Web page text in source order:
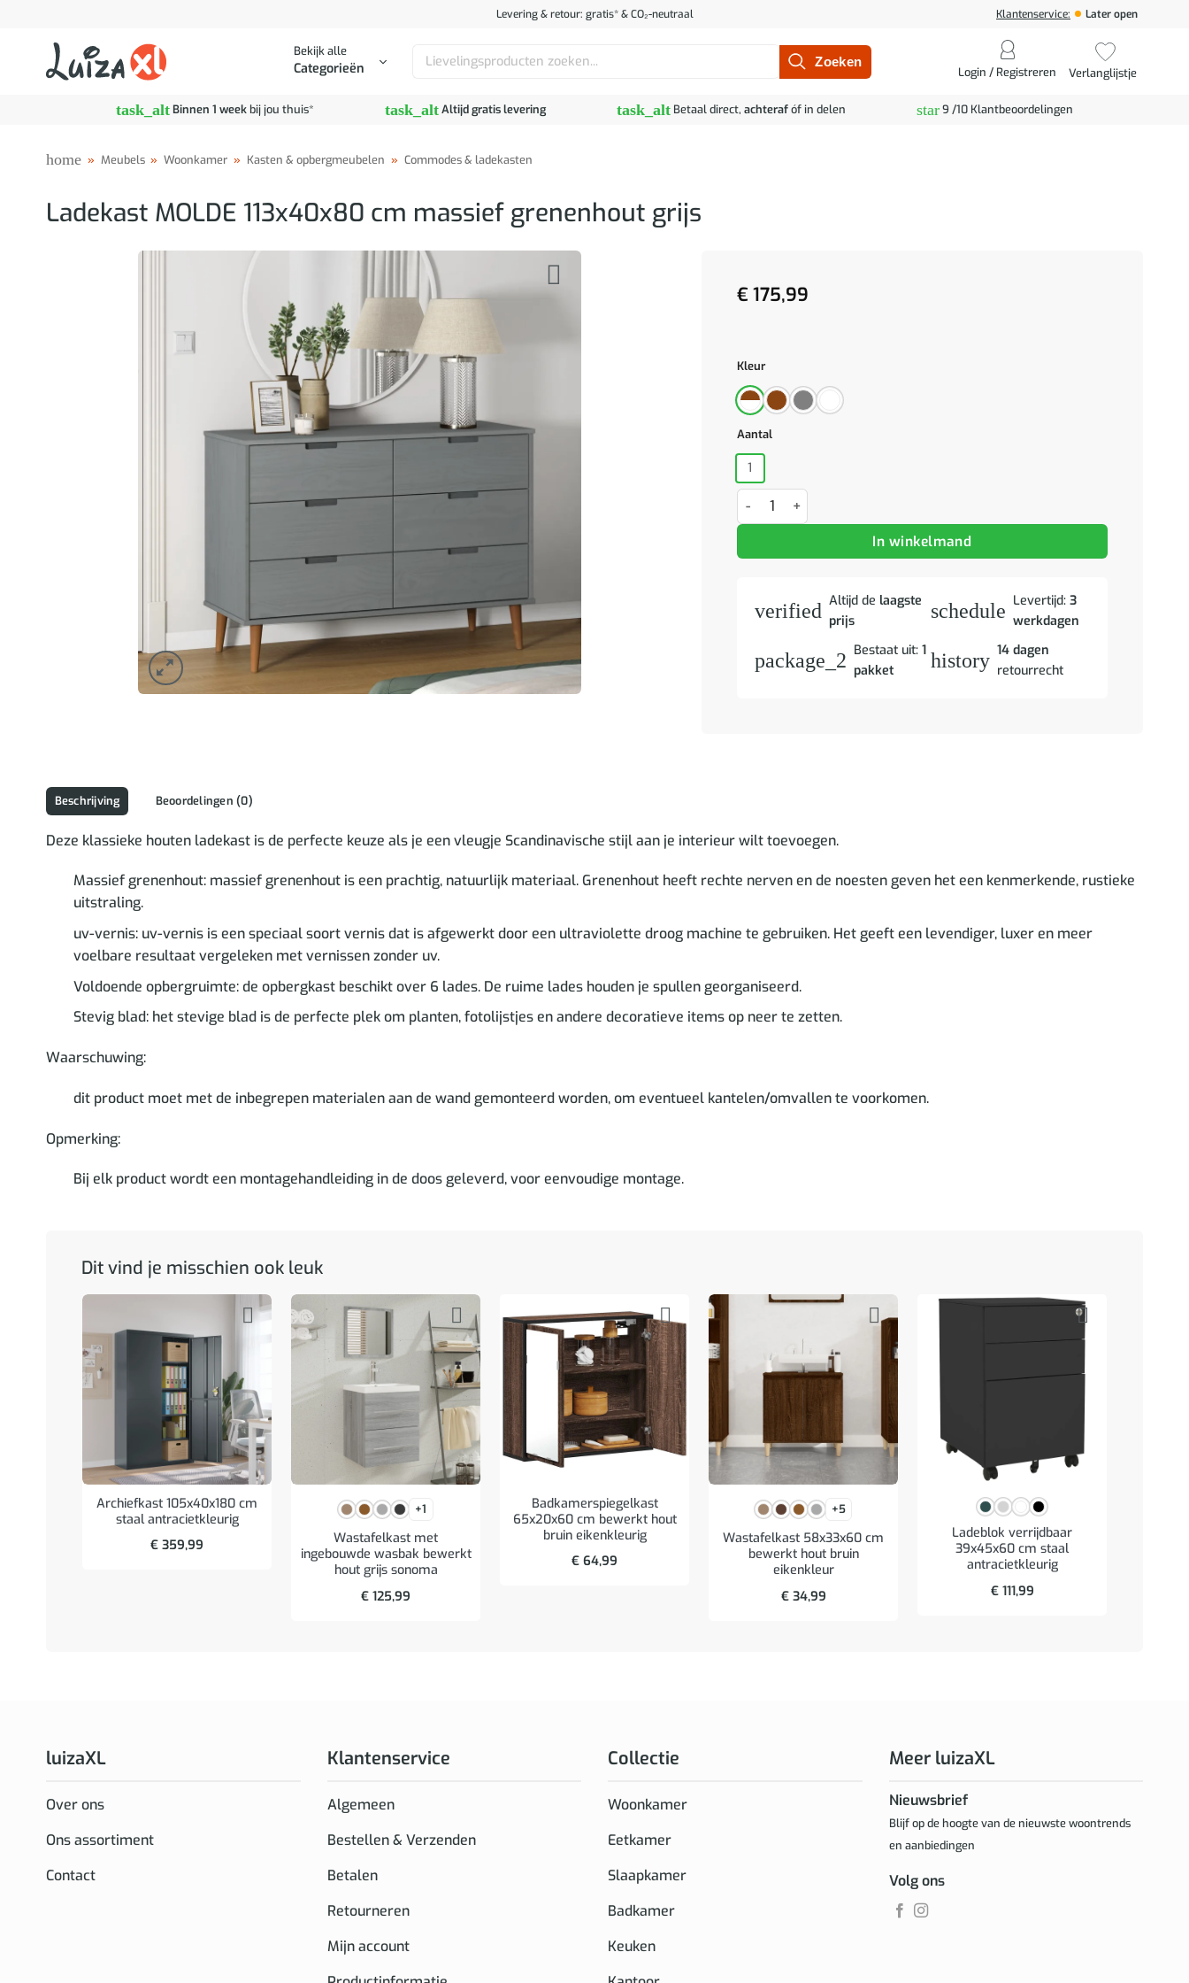
Levering & retour: gratis* & CO₂-neutraal Klantenservice: Later open
Bekijk alle
Categorieën
Zoeken
Login / Registreren Verlanglijstje
task_altBinnen 1 weekbij jou thuis* task_altAltijd gratis levering task_alt Betaal direct, achterafóf in delen star9 /10 Klantbeoordelingen
home » Meubels » Woonkamer » Kasten & opbergmeubelen » Commodes & ladekasten
Ladekast MOLDE 113x40x80 cm massief grenenhout grijs
€ 175,99
Kleur
Aantal
1
Ladekast MOLDE 113x40x80 cm massief grenenhout grijs aantal
In winkelmand
verified Altijd de laagste
prijs
schedule Levertijd:3
werkdagen
package_2 Bestaat uit: 1
pakket
history 14 dagen
retourrecht
Beschrijving Beoordelingen (0)
Deze klassieke houten ladekast is de perfecte keuze als je een vleugje Scandinavische stijl aan je interieur wilt toevoegen.
Massief grenenhout: massief grenenhout is een prachtig, natuurlijk materiaal. Grenenhout heeft rechte nerven en de noesten geven het een kenmerkende, rustieke
uitstraling.
uv-vernis: uv-vernis is een speciaal soort vernis dat is afgewerkt door een ultraviolette droog machine te gebruiken. Het geeft een levendiger, luxer en meer
voelbare resultaat vergeleken met vernissen zonder uv.
Voldoende opbergruimte: de opbergkast beschikt over 6 lades. De ruime lades houden je spullen georganiseerd.
Stevig blad: het stevige blad is de perfecte plek om planten, fotolijstjes en andere decoratieve items op neer te zetten.
Waarschuwing:
dit product moet met de inbegrepen materialen aan de wand gemonteerd worden, om eventueel kantelen/omvallen te voorkomen.
Opmerking:
Bij elk product wordt een montagehandleiding in de doos geleverd, voor eenvoudige montage.
Dit vind je misschien ook leuk
Archiefkast 105x40x180 cm
staal antracietkleurig
€ 359,99
+1
Wastafelkast met
ingebouwde wasbak bewerkt
hout grijs sonoma
€ 125,99
Badkamerspiegelkast
65x20x60 cm bewerkt hout
bruin eikenkleurig
€ 64,99
+5
Wastafelkast 58x33x60 cm
bewerkt hout bruin
eikenkleur
€34,99
Ladeblok verrijdbaar
39x45x60 cm staal
antracietkleurig
€111,99
luizaXL
Over ons
Ons assortiment
Contact
Klantenservice
Algemeen
Bestellen & Verzenden
Betalen
Retourneren
Mijn account
Collectie
Woonkamer
Eetkamer
Slaapkamer
Badkamer
Keuken
Meer luizaXL
Nieuwsbrief
Blijf op de hoogte van de nieuwste woontrends
en aanbiedingen
Volg ons